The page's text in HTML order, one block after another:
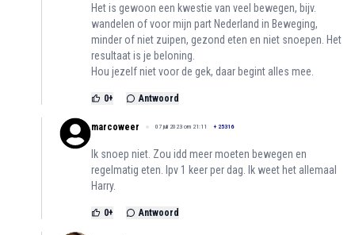
Het is gewoon een kwestie van veel bewegen, bijv.
wandelen of voor mijn part Nederland in Beweging,
minder of niet zuipen, gezond eten en niet snoepen. Het
resultaat is je beloning.
Hou jezelf niet voor de gek, daar begint alles mee.
0+ Antwoord
marcoweer 07 juli 2023 om 21:11 + 25316
Ik snoep niet. Zou idd meer moeten bewegen en
regelmatig eten. Ipv 1 keer per dag. Ik weet het allemaal
Harry.
0+ Antwoord